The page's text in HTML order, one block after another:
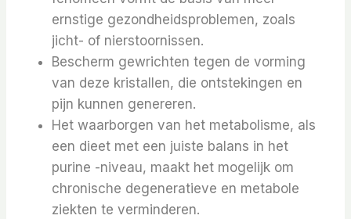
ernstige gezondheidsproblemen, zoals
jicht- of nierstoornissen.
Bescherm gewrichten tegen de vorming
van deze kristallen, die ontstekingen en
pijn kunnen genereren.
Het waarborgen van het metabolisme, als
een dieet met een juiste balans in het
purine -niveau, maakt het mogelijk om
chronische degeneratieve en metabole
ziekten te verminderen.